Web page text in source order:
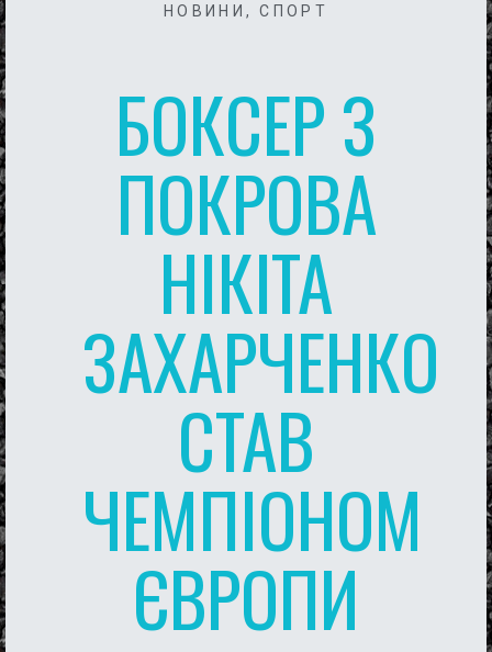
НОВИНИ ,СПОРТ
БОКСЕР З
ПОКРОВА
НІКІТА
ЗАХАРЧЕНКО
СТАВ
ЧЕМПІОНОМ
ЄВРОПИ